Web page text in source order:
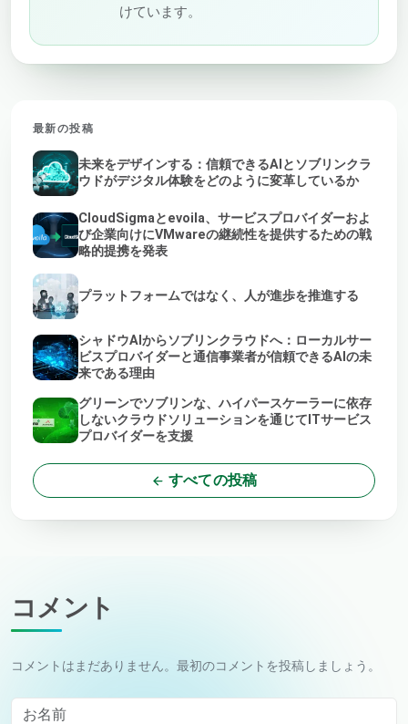
けています。
最新の投稿
未来をデザインする：信頼できるAIとソブリンクラ
ウドがデジタル体験をどのように変革しているか
CloudSigmaとevoila、サービスプロバイダーおよ
び企業向けにVMwareの継続性を提供するための戦
略的提携を発表
プラットフォームではなく、人が進歩を推進する
シャドウAIからソブリンクラウドへ：ローカルサー
ビスプロバイダーと通信事業者が信頼できるAIの未
来である理由
グリーンでソブリンな、ハイパースケーラーに依存
しないクラウドソリューションを通じてITサービス
プロバイダーを支援
すべての投稿
コメント
コメントはまだありません。最初のコメントを投稿しましょう。
お名前